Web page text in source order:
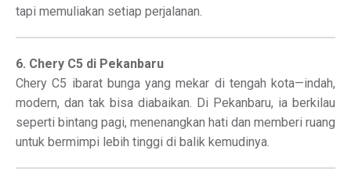
tapi memuliakan setiap perjalanan.
6. Chery C5 di Pekanbaru
Chery C5 ibarat bunga yang mekar di tengah kota—indah,
modern, dan tak bisa diabaikan. Di Pekanbaru, ia berkilau
seperti bintang pagi, menenangkan hati dan memberi ruang
untuk bermimpi lebih tinggi di balik kemudinya.